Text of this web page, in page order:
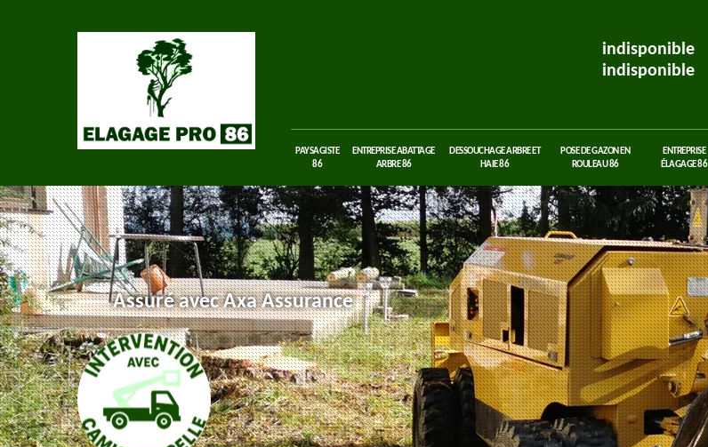
indisponible
indisponible
PAYSAGISTE
86
ENTREPRISE ABATTAGE
ARBRE 86
DESSOUCHAGE ARBRE ET
HAIE 86
POSE DE GAZON EN
ROULEAU 86
ENTREPRISE
ÉLAGAGE 86
Assuré avec Axa Assurance